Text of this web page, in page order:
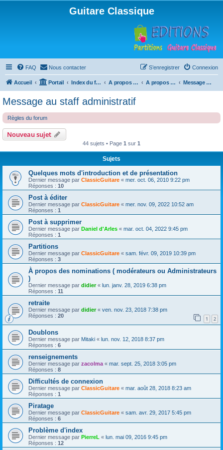
Guitare Classique
FAQ Nous contacter Connexion
S’enregistrer
Accueil Portail Index du forum A propos du forum A propos du forum Message au staff administratif
Message au staff administratif
Règles du forum
Nouveau sujet
44 sujets • Page 1 sur 1
Sujets
Quelques mots d'introduction et de présentation
Dernier message par ClassicGuitare « mer. oct. 06, 2010 9:22 pm
Réponses : 10
Post à éditer
Dernier message par ClassicGuitare « mer. nov. 09, 2022 10:52 am
Réponses : 1
Post à supprimer
Dernier message par Daniel d'Arles « mar. oct. 04, 2022 9:45 pm
Réponses : 1
Partitions
Dernier message par ClassicGuitare « sam. févr. 09, 2019 10:39 pm
Réponses : 3
À propos des nominations ( modérateurs ou Administrateurs
)
Dernier message par didier« lun. janv. 28, 2019 6:38 pm
Réponses : 11
retraite
Dernier message par didier« ven. nov. 23, 2018 7:38 pm
Réponses : 20 1 2
Doublons
Dernier message par Mitaki « lun. nov. 12, 2018 8:37 pm
Réponses : 6
renseignements
Dernier message par zacolma « mar. sept. 25, 2018 3:05 pm
Réponses : 8
Difficultés de connexion
Dernier message par ClassicGuitare « mar. août 28, 2018 8:23 am
Réponses : 1
Piratage
Dernier message par ClassicGuitare « sam. avr. 29, 2017 5:45 pm
Réponses : 6
Problème d'index
Dernier message par PierreL « lun. mai 09, 2016 9:45 pm
Réponses : 12